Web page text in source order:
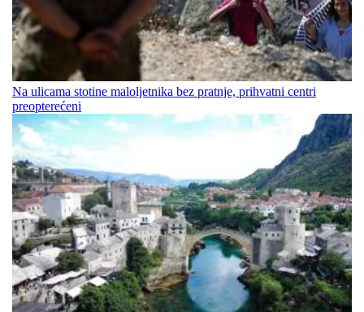
Na ulicama stotine maloljetnika bez pratnje, prihvatni centri
preopterećeni